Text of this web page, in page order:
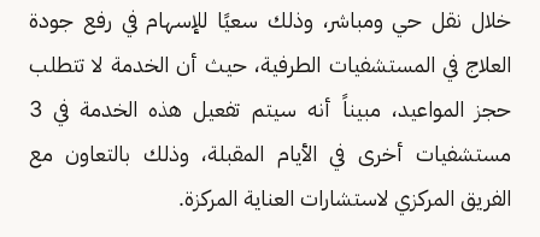
خلال نقل حي ومباشر، وذلك سعيًا للإسهام في رفع جودة
العلاج في المستشفيات الطرفية، حيث أن الخدمة لا تتطلب
حجز المواعيد، مبيناً أنه سيتم تفعيل هذه الخدمة في 3
مستشفيات أخرى في الأيام المقبلة، وذلك بالتعاون مع
الفريق المركزي لاستشارات العناية المركزة.